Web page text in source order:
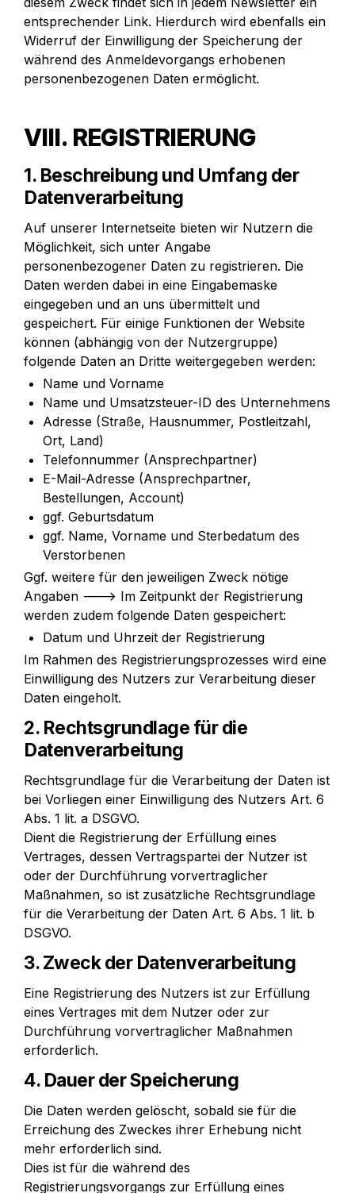
entsprechender Link. Hierdurch wird ebenfalls ein
Widerruf der Einwilligung der Speicherung der
während des Anmeldevorgangs erhobenen
personenbezogenen Daten ermöglicht.
VIII. REGISTRIERUNG
1. Beschreibung und Umfang der
Datenverarbeitung
Auf unserer Internetseite bieten wir Nutzern die
Möglichkeit, sich unter Angabe
personenbezogener Daten zu registrieren. Die
Daten werden dabei in eine Eingabemaske
eingegeben und an uns übermittelt und
gespeichert. Für einige Funktionen der Website
können (abhängig von der Nutzergruppe)
folgende Daten an Dritte weitergegeben werden:
Name und Vorname
Name und Umsatzsteuer-ID des Unternehmens
Adresse (Straße, Hausnummer, Postleitzahl,
Ort, Land)
Telefonnummer (Ansprechpartner)
E-Mail-Adresse (Ansprechpartner,
Bestellungen, Account)
ggf. Geburtsdatum
ggf. Name, Vorname und Sterbedatum des
Verstorbenen
Ggf. weitere für den jeweiligen Zweck nötige
Angaben ---> Im Zeitpunkt der Registrierung
werden zudem folgende Daten gespeichert:
Datum und Uhrzeit der Registrierung
Im Rahmen des Registrierungsprozesses wird eine
Einwilligung des Nutzers zur Verarbeitung dieser
Daten eingeholt.
2. Rechtsgrundlage für die
Datenverarbeitung
Rechtsgrundlage für die Verarbeitung der Daten ist
bei Vorliegen einer Einwilligung des Nutzers Art. 6
Abs. 1 lit. a DSGVO.
Dient die Registrierung der Erfüllung eines
Vertrages, dessen Vertragspartei der Nutzer ist
oder der Durchführung vorvertraglicher
Maßnahmen, so ist zusätzliche Rechtsgrundlage
für die Verarbeitung der Daten Art. 6 Abs. 1 lit. b
DSGVO.
3. Zweck der Datenverarbeitung
Eine Registrierung des Nutzers ist zur Erfüllung
eines Vertrages mit dem Nutzer oder zur
Durchführung vorvertraglicher Maßnahmen
erforderlich.
4. Dauer der Speicherung
Die Daten werden gelöscht, sobald sie für die
Erreichung des Zweckes ihrer Erhebung nicht
mehr erforderlich sind.
Dies ist für die während des
Registrierungsvorgangs zur Erfüllung eines